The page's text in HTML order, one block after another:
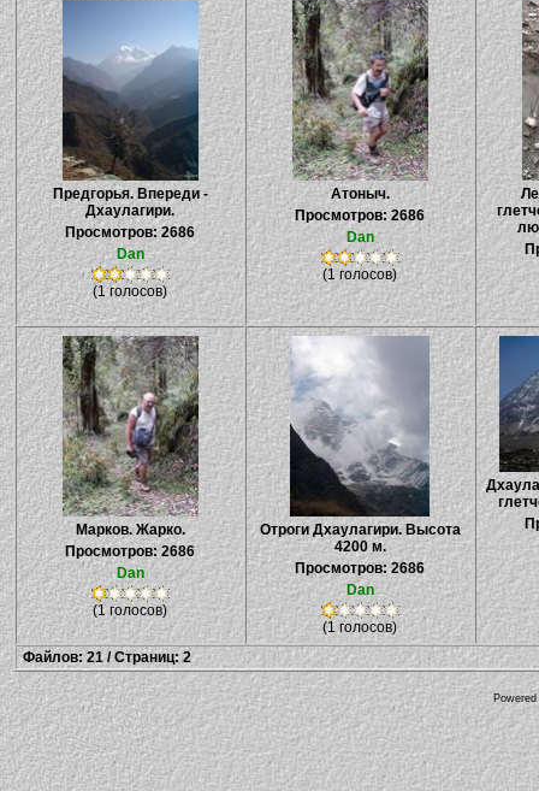
Предгорья. Впереди -
Дхаулагири.
Просмотров: 2686
Dan
(1 голосов)
Атоныч.
Просмотров: 2686
Dan
(1 голосов)
Марков. Жарко.
Просмотров: 2686
Dan
(1 голосов)
Отроги Дхаулагири. Высота
4200 м.
Просмотров: 2686
Dan
(1 голосов)
Файлов: 21 / Страниц: 2